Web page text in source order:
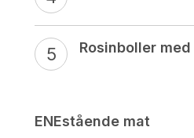
Rosinboller
ENEstående mat